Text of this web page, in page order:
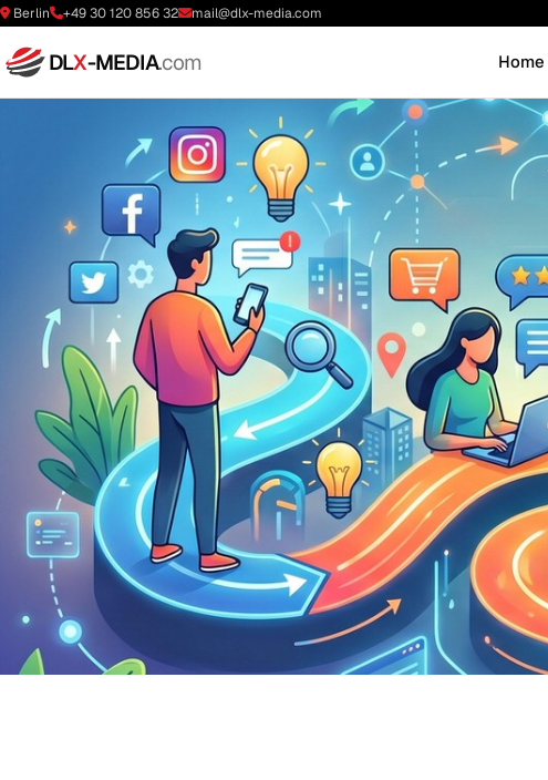
Berlin +49 30 120 856 32 mail@dlx-media.com
DLX-MEDIA.com Home